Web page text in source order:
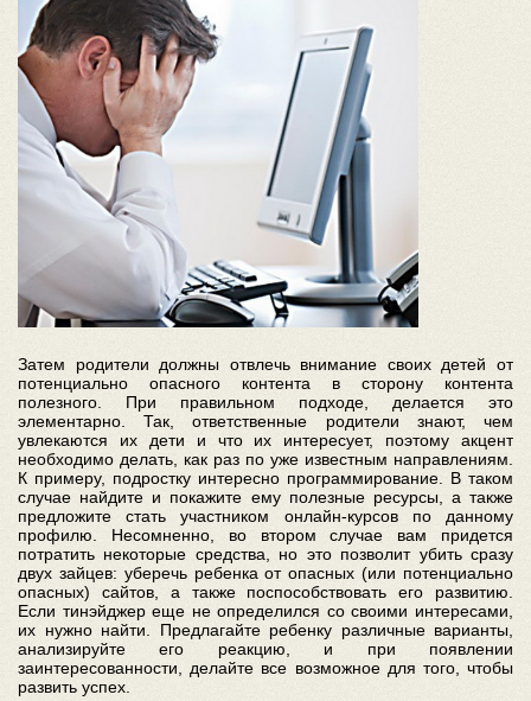
Затем родители должны отвлечь внимание своих детей от
потенциально опасного контента в сторону контента
полезного. При правильном подходе, делается это
элементарно. Так, ответственные родители знают, чем
увлекаются их дети и что их интересует, поэтому акцент
необходимо делать, как раз по уже известным направлениям.
К примеру, подростку интересно программирование. В таком
случае найдите и покажите ему полезные ресурсы, а также
предложите стать участником онлайн-курсов по данному
профилю. Несомненно, во втором случае вам придется
потратить некоторые средства, но это позволит убить сразу
двух зайцев: уберечь ребенка от опасных (или потенциально
опасных) сайтов, а также поспособствовать его развитию.
Если тинэйджер еще не определился со своими интересами,
их нужно найти. Предлагайте ребенку различные варианты,
анализируйте его реакцию, и при появлении
заинтересованности, делайте все возможное для того, чтобы
развить успех.